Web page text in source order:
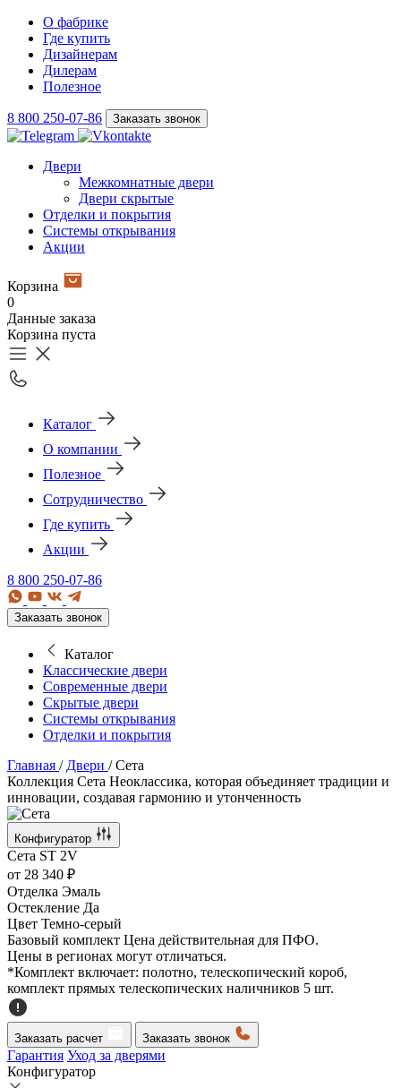
О фабрике
Где купить
Дизайнерам
Дилерам
Полезное
8 800 250-07-86 Заказать звонок
Двери
Межкомнатные двери
Двери скрытые
Отделки и покрытия
Системы открывания
Акции
Корзина
0
Данные заказа
Корзина пуста
Каталог
О компании
Полезное
Сотрудничество
Где купить
Акции
8 800 250-07-86
Заказать звонок
Каталог
Классические двери
Современные двери
Скрытые двери
Системы открывания
Отделки и покрытия
Главная / Двери / Сета
Коллекция Сета Неоклассика, которая объединяет традиции и
инновации, создавая гармонию и утонченность
Конфигуратор
Сета ST 2V
от 28 340 ₽
Отделка Эмаль
Остекление Да
Цвет Темно-серый
Базовый комплект Цена действительная для ПФО.
Цены в регионах могут отличаться.
*Комплект включает: полотно, телескопический короб,
комплект прямых телескопических наличников 5 шт.
Заказать расчет Заказать звонок
Гарантия Уход за дверями
Конфигуратор